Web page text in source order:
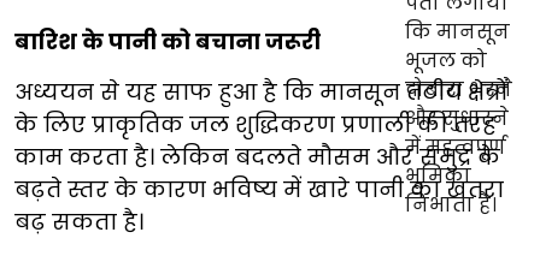
बारिश के पानी को बचाना जरूरी
अध्ययन से यह साफ हुआ है कि मानसून तटीय क्षेत्रों
के लिए प्राकृतिक जल शुद्धिकरण प्रणाली की तरह
काम करता है। लेकिन बदलते मौसम और समुद्र के
बढ़ते स्तर के कारण भविष्य में खारे पानी का खतरा
बढ़ सकता है।